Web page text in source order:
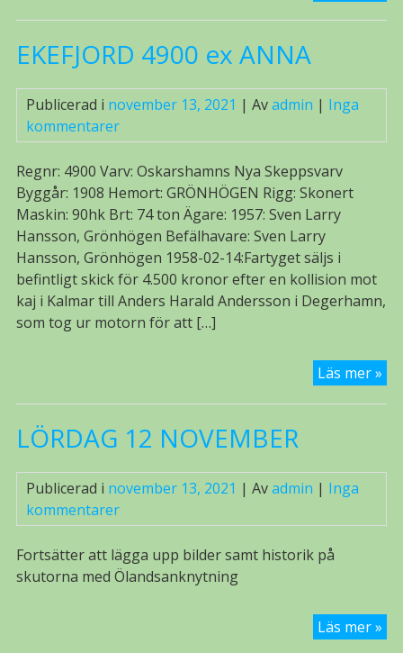
EKEFJORD 4900 ex ANNA
Publicerad i november 13, 2021 | Avadmin | Inga
kommentarer
Regnr: 4900 Varv: Oskarshamns Nya Skeppsvarv
Byggår: 1908 Hemort: GRÖNHÖGEN Rigg: Skonert
Maskin: 90hk Brt: 74 ton Ägare: 1957: Sven Larry
Hansson, Grönhögen Befälhavare: Sven Larry
Hansson, Grönhögen 1958-02-14:Fartyget säljs i
befintligt skick för 4.500 kronor efter en kollision mot
kaj i Kalmar till Anders Harald Andersson i Degerhamn,
som tog ur motorn för att […]
Läs mer »
LÖRDAG 12 NOVEMBER
Publicerad i november 13, 2021 | Avadmin | Inga
kommentarer
Fortsätter att lägga upp bilder samt historik på
skutorna med Ölandsanknytning
Läs mer »